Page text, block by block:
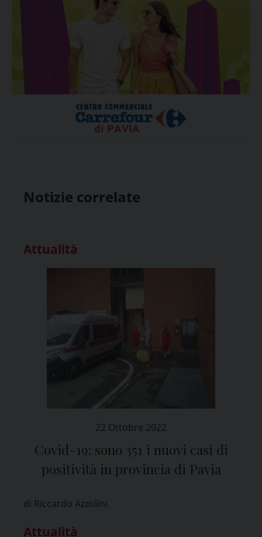
Notizie correlate
Attualità
22 Ottobre 2022
Covid-19: sono 351 i nuovi casi di
positività in provincia di Pavia
di Riccardo Azzolini
Attualità